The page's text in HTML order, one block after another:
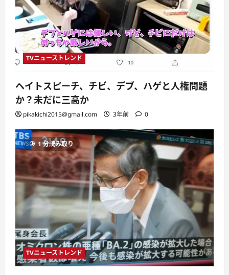
TVニューストレンド
ヘイトスピーチ、チビ、デブ、ハゲと人権問題
か？未だに三高か
pikakichi2015@gmail.com 3年前 0
1 分読み取り
TVニューストレンド